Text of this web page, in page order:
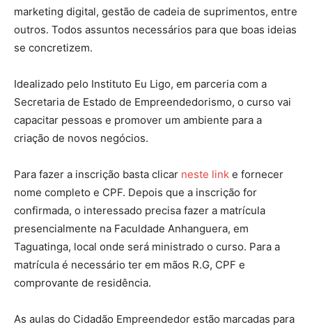
marketing digital, gestão de cadeia de suprimentos, entre
outros. Todos assuntos necessários para que boas ideias
se concretizem.
Idealizado pelo Instituto Eu Ligo, em parceria com a
Secretaria de Estado de Empreendedorismo, o curso vai
capacitar pessoas e promover um ambiente para a
criação de novos negócios.
Para fazer a inscrição basta clicar neste link e fornecer
nome completo e CPF. Depois que a inscrição for
confirmada, o interessado precisa fazer a matrícula
presencialmente na Faculdade Anhanguera, em
Taguatinga, local onde será ministrado o curso. Para a
matrícula é necessário ter em mãos R.G, CPF e
comprovante de residência.
As aulas do Cidadão Empreendedor estão marcadas para